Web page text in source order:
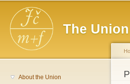
The
Main menu
About the Union